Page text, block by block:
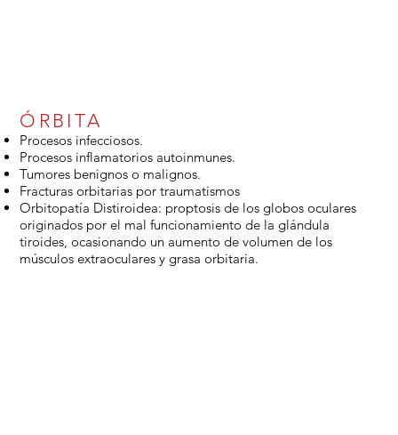
ÓRBITA
Procesos infecciosos.
Procesos inflamatorios autoinmunes.
Tumores benignos o malignos.
Fracturas orbitarias por traumatismos
Orbitopatía Distiroidea: proptosis de los globos oculares
originados por el mal funcionamiento de la glándula
tiroides, ocasionando un aumento de volumen de los
músculos extraoculares y grasa orbitaria.